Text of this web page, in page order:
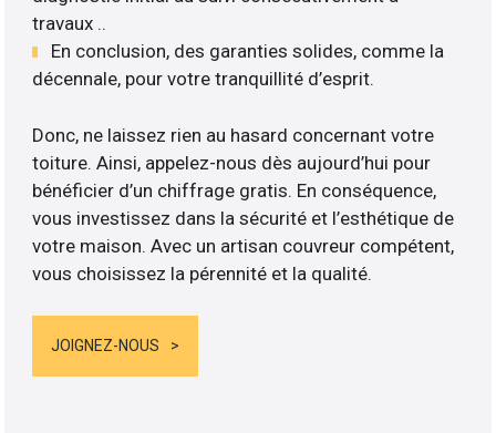
travaux ..
En conclusion, des garanties solides, comme la
décennale, pour votre tranquillité d’esprit.
Donc, ne laissez rien au hasard concernant votre
toiture. Ainsi, appelez-nous dès aujourd’hui pour
bénéficier d’un chiffrage gratis. En conséquence,
vous investissez dans la sécurité et l’esthétique de
votre maison. Avec un artisan couvreur compétent,
vous choisissez la pérennité et la qualité.
JOIGNEZ-NOUS